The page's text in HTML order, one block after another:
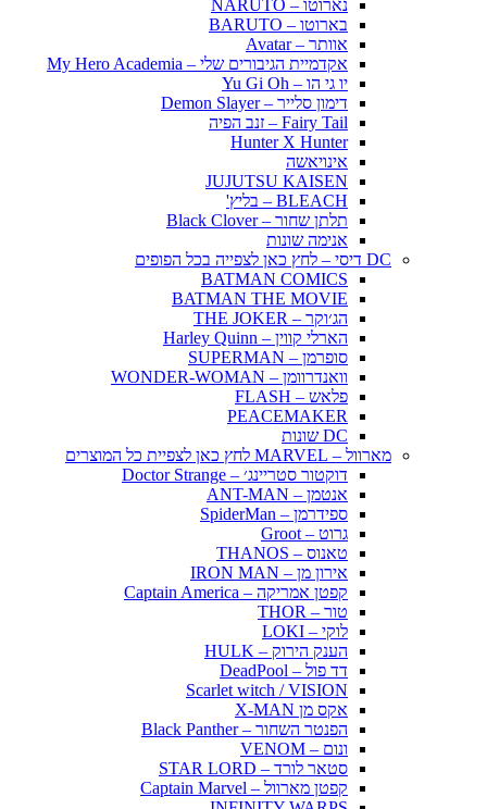
נארוטו – NARUTO
בארוטו – BARUTO
אוותר – Avatar
אקדמיית הגיבורים שלי – My Hero Academia
יו גי הו – Yu Gi Oh
דימון סלייר – Demon Slayer
Fairy Tail – זנב הפיה
Hunter X Hunter
אינויאשה
JUJUTSU KAISEN
BLEACH – בליץ'
תלתן שחור – Black Clover
אנימה שונות
DC דיסי – לחץ כאן לצפייה בכל הפופים
BATMAN COMICS
BATMAN THE MOVIE
הג׳וקר – THE JOKER
הארלי קווין – Harley Quinn
סופרמן – SUPERMAN
וואנדרוומן – WONDER-WOMAN
פלאש – FLASH
PEACEMAKER
DC שונות
מארוול – MARVEL לחץ כאן לצפיית כל המוצרים
דוקטור סטריינג׳ – Doctor Strange
אנטמן – ANT-MAN
ספידרמן – SpiderMan
גרוט – Groot
טאנוס – THANOS
אירון מן – IRON MAN
קפטן אמריקה – Captain America
טור – THOR
לוקי – LOKI
הענק הירוק – HULK
דד פול – DeadPool
Scarlet witch / VISION
אקס מן X-MAN
הפנטר השחור – Black Panther
ונום – VENOM
סטאר לורד – STAR LORD
קפטן מארוול – Captain Marvel